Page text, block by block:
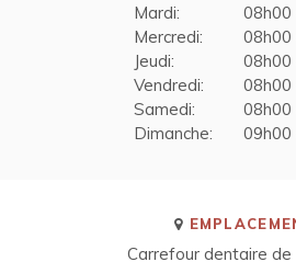
Mardi:
08h00
Mercredi:
08h00
Jeudi:
08h00
Vendredi:
08h00
Samedi:
08h00
Dimanche:
09h00
Carrefour dentaire de